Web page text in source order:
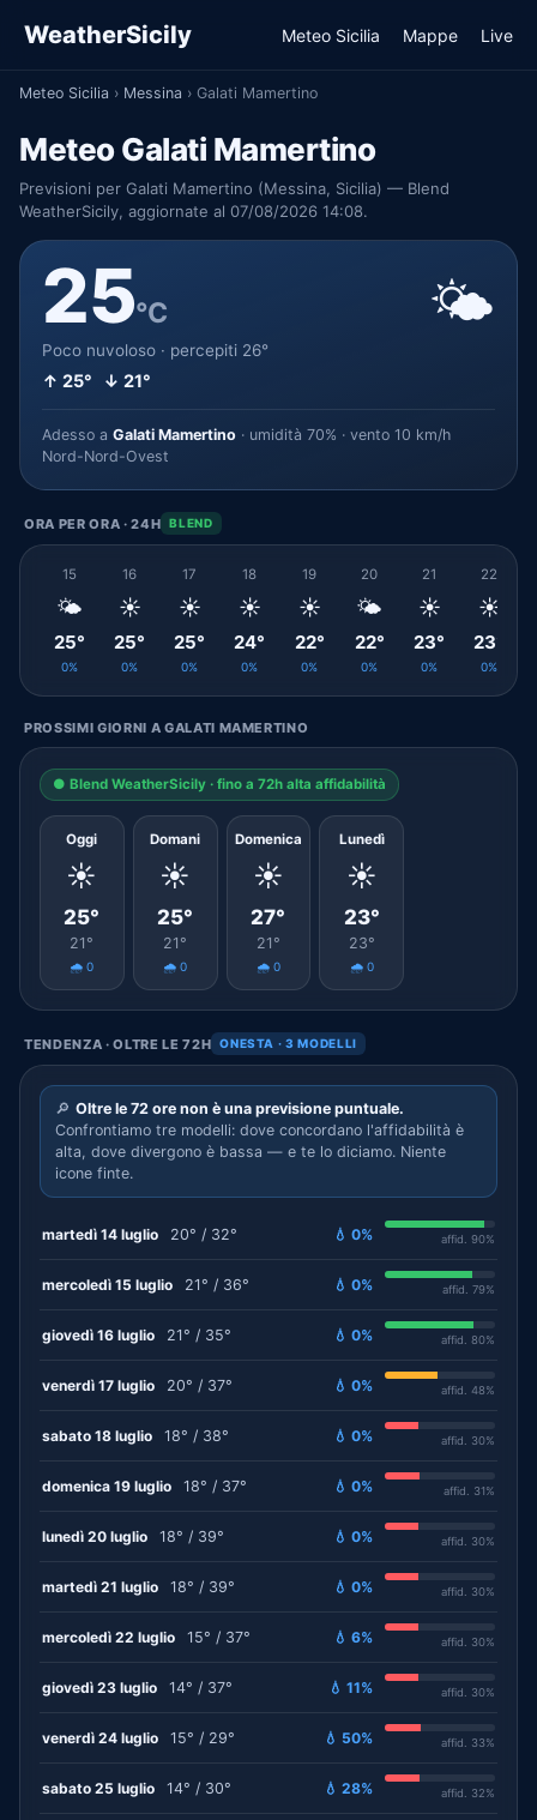
WeatherSicily Meteo Sicilia Mappe Live
Meteo Sicilia › Messina › Galati Mamertino
Meteo Galati Mamertino
Previsioni per Galati Mamertino (Messina, Sicilia) — Blend
WeatherSicily, aggiornate al 07/08/2026 14:08.
25°C
Poco nuvoloso · percepiti 26°
↑ 25° ↓ 21°
🌤️
Adesso a Galati Mamertino · umidità 70% · vento 10 km/h
Nord-Nord-Ovest
ORA PER ORA · 24H BLEND
15
🌤️
25°
0%
16
☀️
25°
0%
17
☀️
25°
0%
18
☀️
24°
0%
19
☀️
22°
0%
20
🌤️
22°
0%
21
☀️
23°
0%
22
☀️
23°
0%
PROSSIMI GIORNI A GALATI MAMERTINO
● Blend WeatherSicily · fino a 72h alta affidabilità
Oggi
☀️
25°
21°
🌧️ 0
Domani
☀️
25°
21°
🌧️ 0
Domenica
☀️
27°
21°
🌧️ 0
Lunedì
☀️
23°
23°
🌧️ 0
TENDENZA · OLTRE LE 72H ONESTA · 3 MODELLI
🔎 Oltre le 72 ore non è una previsione puntuale.
Confrontiamo tre modelli: dove concordano l'affidabilità è
alta, dove divergono è bassa — e te lo diciamo. Niente
icone finte.
martedì 14 luglio 20° / 32° 💧 0% affid. 90%
mercoledì 15 luglio 21° / 36° 💧 0% affid. 79%
giovedì 16 luglio 21° / 35° 💧 0% affid. 80%
venerdì 17 luglio 20° / 37° 💧 0% affid. 48%
sabato 18 luglio 18° / 38° 💧 0% affid. 30%
domenica 19 luglio 18° / 37° 💧 0% affid. 31%
lunedì 20 luglio 18° / 39° 💧 0% affid. 30%
martedì 21 luglio 18° / 39° 💧 0% affid. 30%
mercoledì 22 luglio 15° / 37° 💧 6% affid. 30%
giovedì 23 luglio 14° / 37° 💧 11% affid. 30%
venerdì 24 luglio 15° / 29° 💧 50% affid. 33%
sabato 25 luglio 14° / 30° 💧 28% affid. 32%